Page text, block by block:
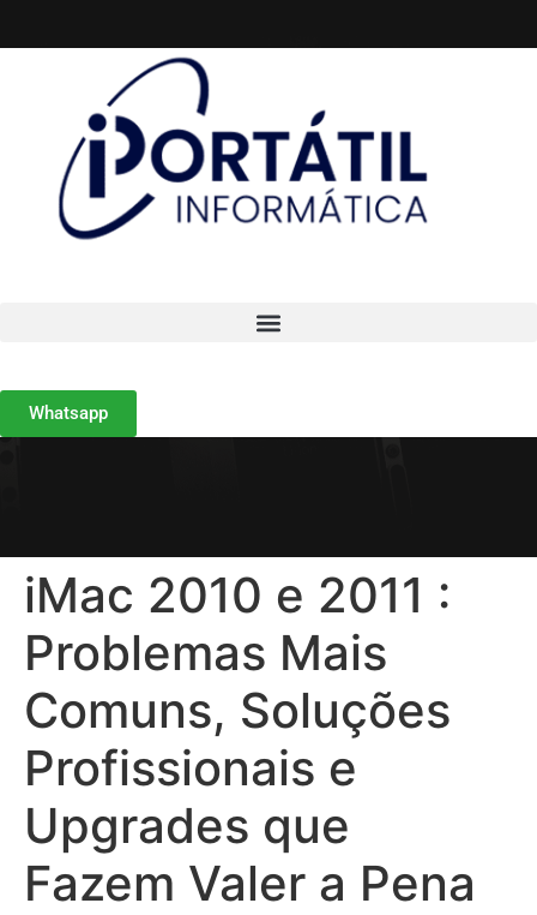
Whatsapp
iMac 2010 e 2011 :
Problemas Mais
Comuns, Soluções
Profissionais e
Upgrades que
Fazem Valer a Pena